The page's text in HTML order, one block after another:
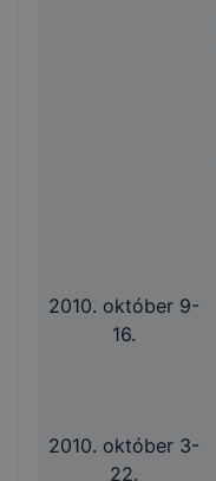
2010. október 9-
16.
2010. október 3-
22.